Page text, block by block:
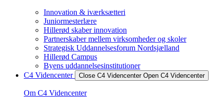
Innovation & iværksætteri
Juniormesterlære
Hillerød skaber innovation
Partnerskaber mellem virksomheder og skoler
Strategisk Uddannelsesforum Nordsjælland
Hillerød Campus
Byens uddannelsesinstitutioner
C4 Videncenter
Close C4 Videncenter Open C4 Videncenter
Om C4 Videncenter